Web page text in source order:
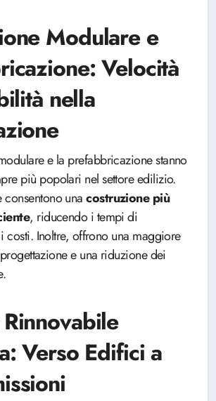
Modulare e
Velocità
nella
e la prefabbricazione stanno
più popolari nel settore edilizio.
consentono unacostruzione più
, riducendo i tempi di
costi. Inoltre, offrono una maggiore
e una riduzione dei
Verso Edifici a